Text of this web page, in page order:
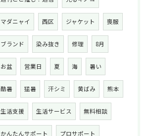
マダニャイ 西区 ジャケット 喪服
ブランド 染み抜き 修理 8月
お盆 営業日 夏 海 暑い
酷暑 猛暑 汗シミ 黄ばみ 熊本
生活支援 生活サービス 無料相談
かんたんサポート プロサポート